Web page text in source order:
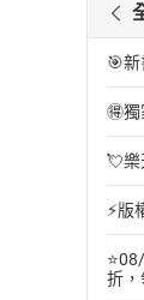
🎯
🉐獨
💘樂
⚡版
折